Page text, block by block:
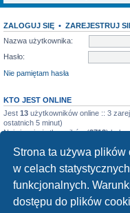
Strona ta używa plików
w celach
funkcjonalnych.
dostępu do plików
ZALOGUJ SIĘ • ZAREJESTRUJ
Nazwa użytkownika:
Hasło:
Nie pamiętam hasła
KTO JEST ONLINE
Jest 13 użytkowników online :: 3
ostatnich 5 minut)
Najwięcej użytkowników (2713) było
STATYSTYKI
Liczba postów: 4520• Liczba
Forum Bike Łódź - Forum Rowerowe Łódź - Forum Szosowe - Forum MTB Strona